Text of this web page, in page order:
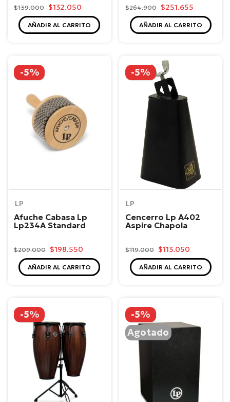
$139.000 $132.050
AÑADIR AL CARRITO
$264.900 $251.655
AÑADIR AL CARRITO
-5%
LP
Afuche Cabasa Lp
Lp234A Standard
$209.000 $198.550
AÑADIR AL CARRITO
-5%
LP
Cencerro Lp A402
Aspire Chapola
$119.000 $113.050
AÑADIR AL CARRITO
-5%
-5%
Agotado